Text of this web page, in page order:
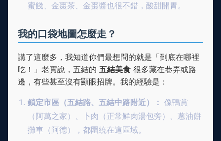
蜜餞、金棗茶、金棗醬也很不錯，酸甜開胃。
我的口袋地圖怎麼走？
講了這麼多，我知道你們最想問的就是「到底在哪裡
吃！」老實說，五結的 五結美食 很多藏在巷弄或路
邊，有些甚至沒有顯眼招牌。我的經驗是：
鎖定市區（五結路、五結中路附近）： 像鴨賞
（阿萬之家）、卜肉（正常鮮肉湯包旁）、蔥油餅
攤車（阿德），都圍繞在這區域。